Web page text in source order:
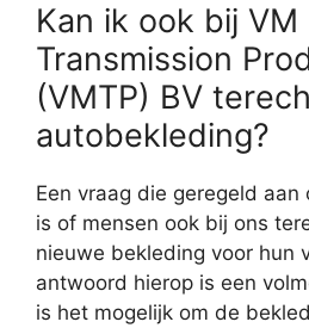
Kan ik ook bij VM
Transmission
(VMTP) BV
autobekleding?
Een vraag die geregeld
is of mensen ook bij ons
nieuwe bekleding voor hun
antwoord hierop is een
is het mogelijk om de